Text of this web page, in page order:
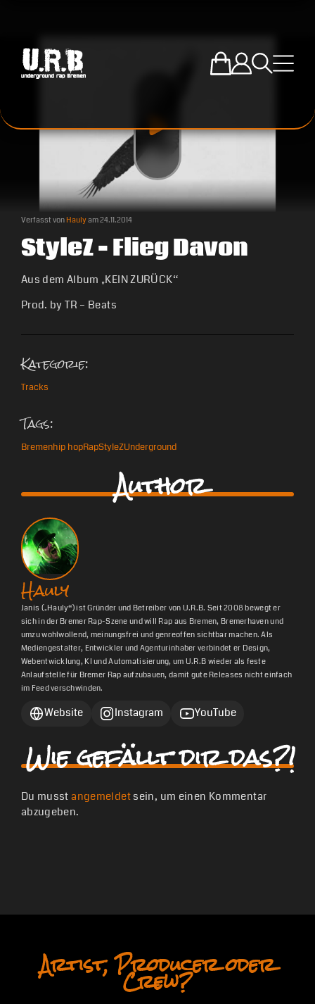
Zum U.R.B-
Einloggen
SucheMenü
Verfasst vonHaulyam24.11.2014
StyleZ – Flieg Davon
Aus dem Album „KEIN ZURÜCK“
Prod. by TR – Beats
Kategorie:
Tracks
Tags:
Bremenhip hopRapStyleZUnderground
Author
Hauly
Janis („Hauly“) ist Gründer und Betreiber von U.R.B. Seit 2008 bewegt er
sich in der Bremer Rap-Szene und will Rap aus Bremen, Bremerhaven und
umzu wohlwollend, meinungsfrei und genreoffen sichtbar machen. Als
Mediengestalter, Entwickler und Agenturinhaber verbindet er Design,
Webentwicklung, KI und Automatisierung, um U.R.B wieder als feste
Anlaufstelle für Bremer Rap aufzubauen, damit gute Releases nicht einfach
im Feed verschwinden.
Website Instagram YouTube
Wie gefällt dir das?!
Du musstangemeldetsein, um einen Kommentar
abzugeben.
Artist, Producer oder
Crew?